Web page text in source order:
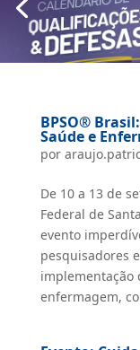
BPSO®️
Saúde e
por
De 10 a 13 de
Federal de
evento
pesquisadores
implementação
enfermagem,